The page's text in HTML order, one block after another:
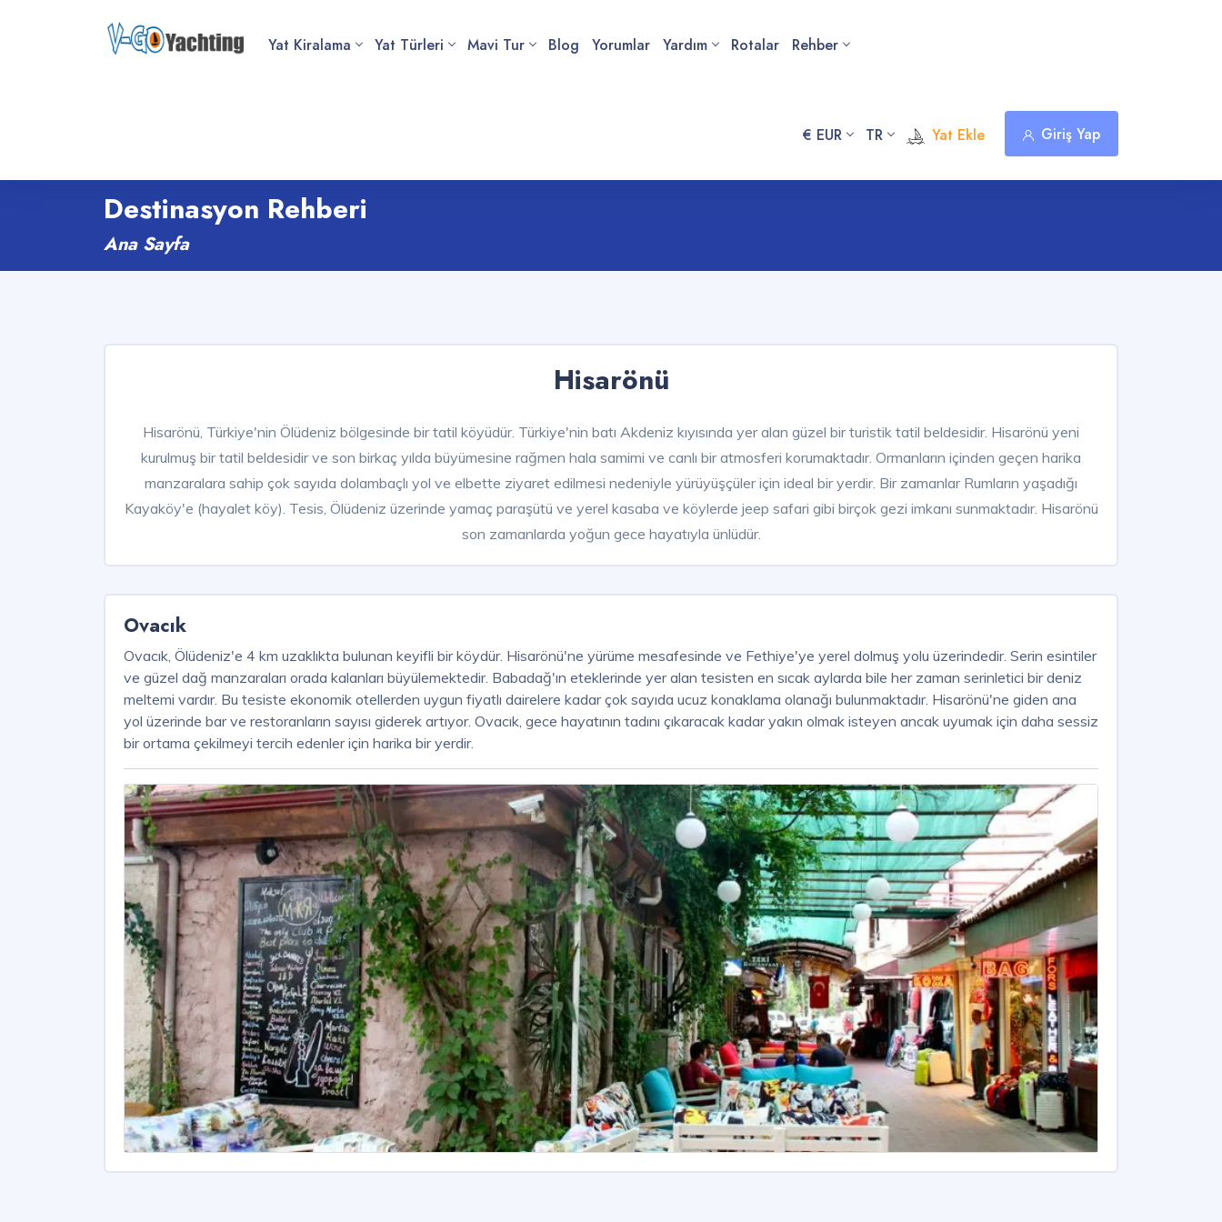
Yat Kiralama Yat Türleri Mavi Tur Blog Yorumlar Yardım Rotalar Rehber
€ EUR TR Yat Ekle Giriş Yap
Destinasyon Rehberi
Ana Sayfa
Hisarönü
Hisarönü, Türkiye'nin Ölüdeniz bölgesinde bir tatil köyüdür. Türkiye'nin batı Akdeniz kıyısında yer alan güzel bir turistik tatil beldesidir. Hisarönü yeni
kurulmuş bir tatil beldesidir ve son birkaç yılda büyümesine rağmen hala samimi ve canlı bir atmosferi korumaktadır. Ormanların içinden geçen harika
manzaralara sahip çok sayıda dolambaçlı yol ve elbette ziyaret edilmesi nedeniyle yürüyüşçüler için ideal bir yerdir. Bir zamanlar Rumların yaşadığı
Kayaköy'e (hayalet köy). Tesis, Ölüdeniz üzerinde yamaç paraşütü ve yerel kasaba ve köylerde jeep safari gibi birçok gezi imkanı sunmaktadır. Hisarönü
son zamanlarda yoğun gece hayatıyla ünlüdür.
Ovacık
Ovacık, Ölüdeniz'e 4 km uzaklıkta bulunan keyifli bir köydür. Hisarönü'ne yürüme mesafesinde ve Fethiye'ye yerel dolmuş yolu üzerindedir. Serin esintiler
ve güzel dağ manzaraları orada kalanları büyülemektedir. Babadağ'ın eteklerinde yer alan tesisten en sıcak aylarda bile her zaman serinletici bir deniz
meltemi vardır. Bu tesiste ekonomik otellerden uygun fiyatlı dairelere kadar çok sayıda ucuz konaklama olanağı bulunmaktadır. Hisarönü'ne giden ana
yol üzerinde bar ve restoranların sayısı giderek artıyor. Ovacık, gece hayatının tadını çıkaracak kadar yakın olmak isteyen ancak uyumak için daha sessiz
bir ortama çekilmeyi tercih edenler için harika bir yerdir.